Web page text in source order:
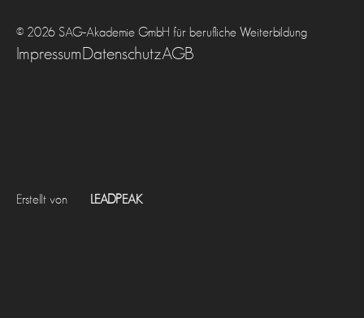
© 2026 SAG-Akademie GmbH für berufliche Weiterbildung
ImpressumDatenschutzAGB
Erstellt von LEADPEAK